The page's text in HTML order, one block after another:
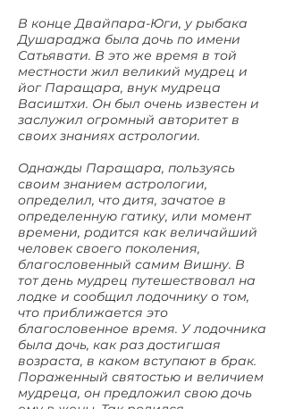
В конце Двайпара-Юги, у рыбака
Душараджа была дочь по имени
Сатьявати. В это же время в той
местности жил великий мудрец и
йог Паращара, внук мудреца
Васиштхи. Он был очень известен и
заслужил огромный авторитет в
своих знаниях астрологии.
Однажды Паращара, пользуясь
своим знанием астрологии,
определил, что дитя, зачатое в
определенную гатику, или момент
времени, родится как величайший
человек своего поколения,
благословенный самим Вишну. В
тот день мудрец путешествовал на
лодке и сообщил лодочнику о том,
что приближается это
благословенное время. У лодочника
была дочь, как раз достигшая
возраста, в каком вступают в брак.
Пораженный святостью и величием
мудреца, он предложил свою дочь